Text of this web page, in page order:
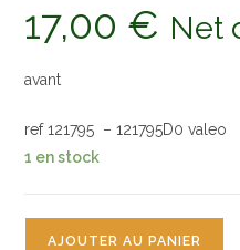
17,00 € Net
avant
ref 121795 – 121795D0 valeo
1 en stock
AJOUTER AU PANIER